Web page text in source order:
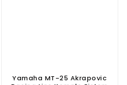
Yamaha MT-25 Akrapovic